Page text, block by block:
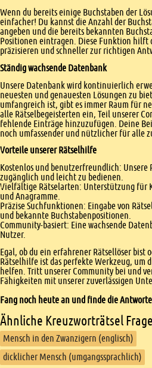
Wenn du bereits einige Buchstaben der
einfacher! Du kannst die Anzahl der
angeben und die bereits bekannten
Positionen eintragen. Diese Funktion hilft
präzisieren und schneller zur richtigen
Ständig wachsende Datenbank
Unsere Datenbank wird kontinuierlich
neuesten und genauesten Lösungen zu
umfangreich ist, gibt es immer Raum für
alle Rätselbegeisterten ein, Teil unserer
fehlende Einträge hinzuzufügen. Deine
noch umfassender und nützlicher für alle
Vorteile unserer Rätselhilfe
Kostenlos und benutzerfreundlich:
zugänglich und leicht zu bedienen.
Vielfältige Rätselarten: Unterstützung für
und Anagramme.
Präzise Suchfunktionen: Eingabe von
und bekannte Buchstabenpositionen.
Community-basiert: Eine wachsende
Nutzer.
Egal, ob du ein erfahrener Rätsellöser bist
Rätselhilfe ist das perfekte Werkzeug, um
helfen. Tritt unserer Community bei und
Fähigkeiten mit unserer zuverlässigen
Fang noch heute an und finde die
Ähnliche Kreuzworträtsel
Mensch in den Zwanzigern (englisch)
dicklicher Mensch (umgangssprachlich)